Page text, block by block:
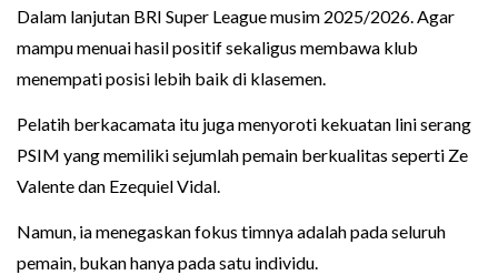
Dalam lanjutan BRI Super League musim 2025/2026. Agar
mampu menuai hasil positif sekaligus membawa klub
menempati posisi lebih baik di klasemen.
Pelatih berkacamata itu juga menyoroti kekuatan lini serang
PSIM yang memiliki sejumlah pemain berkualitas seperti Ze
Valente dan Ezequiel Vidal.
Namun, ia menegaskan fokus timnya adalah pada seluruh
pemain, bukan hanya pada satu individu.